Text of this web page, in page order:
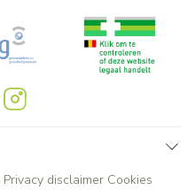
Privacy disclaimer Cookies